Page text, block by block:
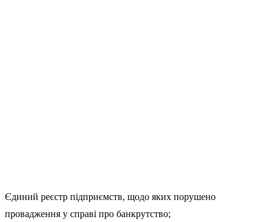
Єдиний реєстр підприємств, щодо яких порушено
провадження у справі про банкрутство;